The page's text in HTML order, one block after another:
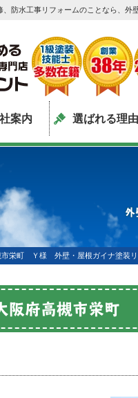
防水工事リフォームのことなら、外
案内 選ばれる理由
外
市栄町 Ｙ様 外壁・屋根ガイナ塗装リ
阪府高槻市栄町